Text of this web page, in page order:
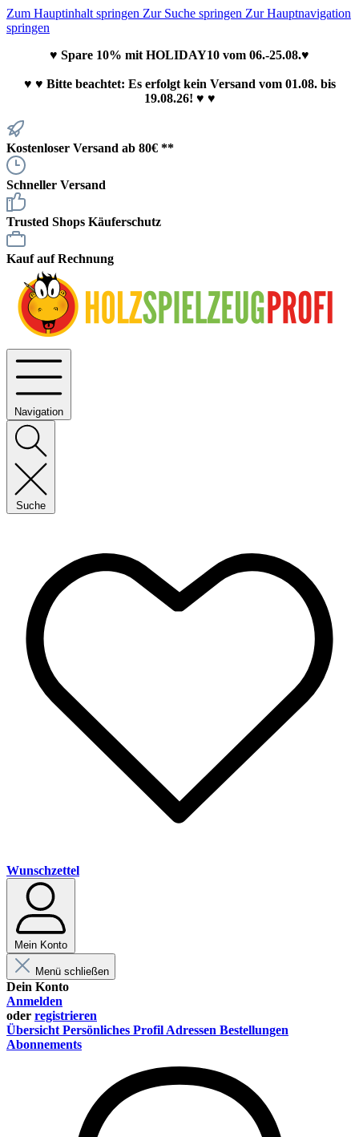
Zum Hauptinhalt springen Zur Suche springen Zur Hauptnavigation
springen
♥ Spare 10% mit HOLIDAY10 vom 06.-25.08.♥
♥ ♥ Bitte beachtet: Es erfolgt kein Versand vom 01.08. bis
19.08.26! ♥ ♥
Kostenloser Versand ab 80€ **
Schneller Versand
Trusted Shops Käuferschutz
Kauf auf Rechnung
Navigation
Suche
Wunschzettel
Mein Konto
Menü schließen
Dein Konto
Anmelden
oder registrieren
Übersicht Persönliches Profil Adressen Bestellungen
Abonnements